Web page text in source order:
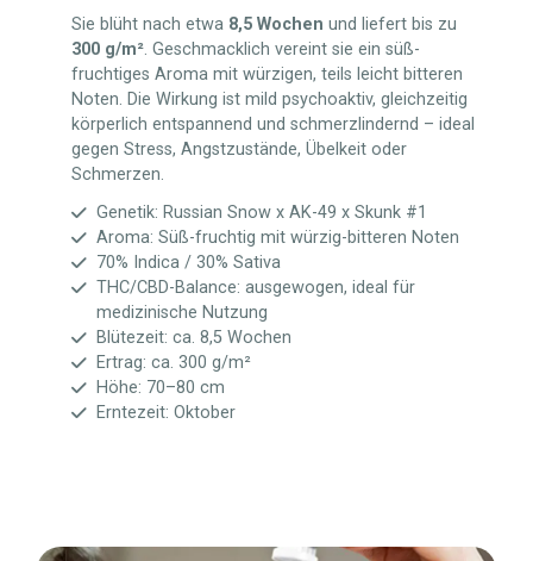
Sie blüht nach etwa 8,5 Wochen und liefert bis zu
300 g/m². Geschmacklich vereint sie ein süß-
fruchtiges Aroma mit würzigen, teils leicht bitteren
Noten. Die Wirkung ist mild psychoaktiv, gleichzeitig
körperlich entspannend und schmerzlindernd – ideal
gegen Stress, Angstzustände, Übelkeit oder
Schmerzen.
Genetik: Russian Snow x AK-49 x Skunk #1
Aroma: Süß-fruchtig mit würzig-bitteren Noten
70% Indica / 30% Sativa
THC/CBD-Balance: ausgewogen, ideal für
medizinische Nutzung
Blütezeit: ca. 8,5 Wochen
Ertrag: ca. 300 g/m²
Höhe: 70–80 cm
Erntezeit: Oktober